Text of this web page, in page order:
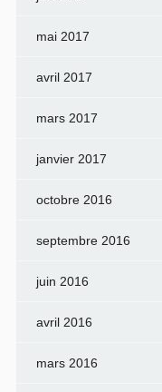
mai 2017
avril 2017
mars 2017
janvier 2017
octobre 2016
septembre 2016
juin 2016
avril 2016
mars 2016